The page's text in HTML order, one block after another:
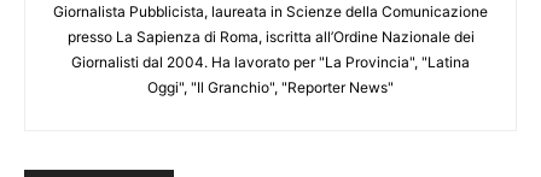
Giornalista Pubblicista, laureata in Scienze della Comunicazione
presso La Sapienza di Roma, iscritta all’Ordine Nazionale dei
Giornalisti dal 2004. Ha lavorato per "La Provincia", "Latina
Oggi", "Il Granchio", "Reporter News"